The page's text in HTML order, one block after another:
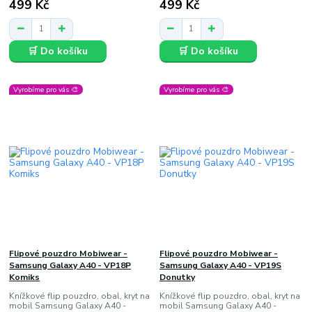
499 Kč
🛒 Do košíku
499 Kč
🛒 Do košíku
Vyrobíme pro vás 🎨
Flipové pouzdro Mobiwear -
Samsung Galaxy A40 - VP18P
Komiks
Knížkové flip pouzdro, obal, kryt na
mobil Samsung Galaxy A40 -
Vyrobíme pro vás 🎨
Flipové pouzdro Mobiwear -
Samsung Galaxy A40 - VP19S
Donutky
Knížkové flip pouzdro, obal, kryt na
mobil Samsung Galaxy A40 -